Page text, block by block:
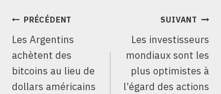
NAVIGATION
L’ARTICLE
PRÉCÉDENT
Les Argentins
achètent des
bitcoins au lieu de
dollars américains
SUIVANT
Les investisseurs
mondiaux sont les
plus optimistes à
l’égard des actions